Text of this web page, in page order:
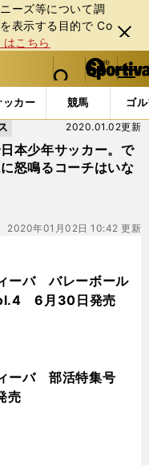
ーズ等について調
表⽰する⽬的で Co
はこちら
閉じ
る
web Sportiva (webスポルティーバ)
検索
マイペ
ー
ジ
メニュ
ッカー 競馬 ゴ
大会」の最新ニュース・
本少年サッカー。で
怒鳴るコーチはいな
2020.01.02更新
2020年01月02日 10:42 更新
ーバ バレーボール
6月30日発売
ーバ 部活特集号
売